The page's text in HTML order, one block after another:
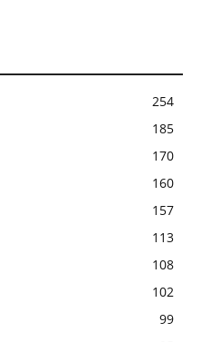
254
185
170
160
157
113
108
102
99